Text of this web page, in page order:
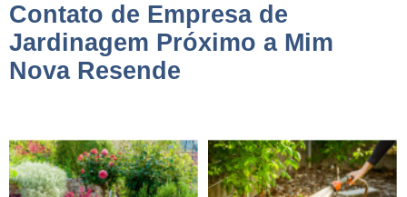
Contato de Empresa de
Jardinagem Próximo a Mim
Nova Resende